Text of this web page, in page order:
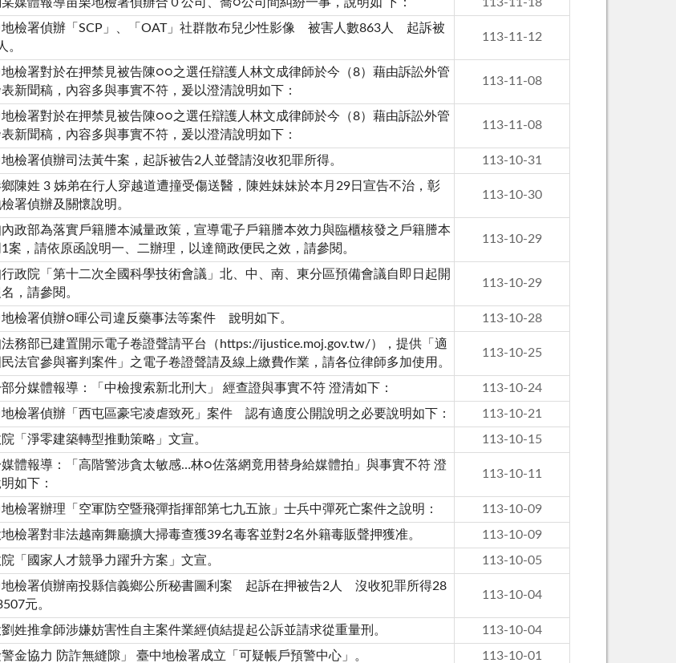
地檢署偵辦「SCP」、「OAT」社群散布兒少性影像 被害人數863人 起訴被
。
113-11-12
檢署對於在押禁見被告陳○○之選任辯護人林文成律師於今（8）藉由訴訟外管
新聞稿，內容多與事實不符，爰以澄清說明如下：
113-11-08
檢署對於在押禁見被告陳○○之選任辯護人林文成律師於今（8）藉由訴訟外管
新聞稿，內容多與事實不符，爰以澄清說明如下：
113-11-08
檢署偵辦司法黃牛案，起訴被告2人並聲請沒收犯罪所得。 113-10-31
陳姓 3 姊弟在行人穿越道遭撞受傷送醫，陳姓妹妹於本月29日宣告不治，彰
署偵辦及關懷說明。
113-10-30
政部為落實戶籍謄本減量政策，宣導電子戶籍謄本效力與臨櫃核發之戶籍謄本
案，請依原函說明一、二辦理，以達簡政便民之效，請參閱。
113-10-29
政院「第十二次全國科學技術會議」北、中、南、東分區預備會議自即日起開
，請參閱。
113-10-29
檢署偵辦○暉公司違反藥事法等案件 說明如下。 113-10-28
務部已建置開示電子卷證聲請平台（https://ijustice.moj.gov.tw/），提供「適
民法官參與審判案件」之電子卷證聲請及線上繳費作業，請各位律師多加使用。
113-10-25
分媒體報導：「中檢搜索新北刑大」 經查證與事實不符 澄清如下：
113-10-24
檢署偵辦「西屯區豪宅凌虐致死」案件 認有適度公開說明之必要說明如下：
113-10-21
「淨零建築轉型推動策略」文宣。 113-10-15
媒體報導：「高階警涉貪太敏感…林○佐落網竟用替身給媒體拍」與事實不符 澄
如下：
113-10-11
檢署辦理「空軍防空暨飛彈指揮部第七九五旅」士兵中彈死亡案件之說明：
113-10-09
檢署對非法越南舞廳擴大掃毒查獲39名毒客並對2名外籍毒販聲押獲准。
113-10-09
「國家人才競爭力躍升方案」文宣。 113-10-05
地檢署偵辦南投縣信義鄉公所秘書圖利案 起訴在押被告2人 沒收犯罪所得28
元。
113-10-04
姓推拿師涉嫌妨害性自主案件業經偵結提起公訴並請求從重量刑。
113-10-04
警金協力 防詐無縫隙」 臺中地檢署成立「可疑帳戶預警中心」。 113-10-01